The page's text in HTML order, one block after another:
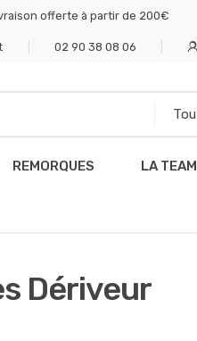
offerte à partir de 200€
02 90 38 08 06
REMORQUES LA TEAM
Dériveur